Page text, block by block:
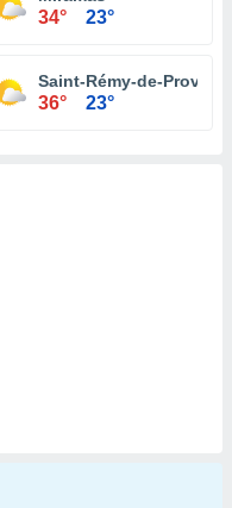
34° 23°
Saint-Rémy-de-
36° 23°